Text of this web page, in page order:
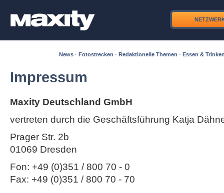
News · Fotostrecken · Redaktionelle Themen · Essen &
Impressum
Maxity Deutschland GmbH
vertreten durch die Geschäftsführung Katja
Prager Str. 2b
01069 Dresden
Fon: +49 (0)351 / 800 70 - 0
Fax: +49 (0)351 / 800 70 - 70